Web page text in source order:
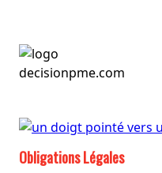
Obligations Légales